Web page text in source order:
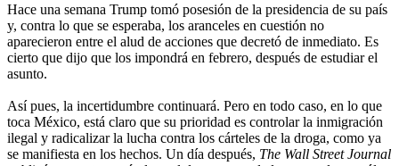
Hace una semana Trump tomó posesión de la presidencia de su país
y, contra lo que se esperaba, los aranceles en cuestión no
aparecieron entre el alud de acciones que decretó de inmediato. Es
cierto que dijo que los impondrá en febrero, después de estudiar el
asunto.
Así pues, la incertidumbre continuará. Pero en todo caso, en lo que
toca México, está claro que su prioridad es controlar la inmigración
ilegal y radicalizar la lucha contra los cárteles de la droga, como ya
se manifiesta en los hechos. Un día después, The Wall Street Journal